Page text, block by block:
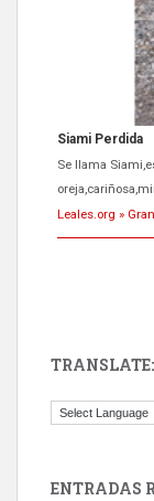
Siami Perdida
Se llama
Leales.org »
El ayuntamiento
TRANSLATE:
ENTRADAS